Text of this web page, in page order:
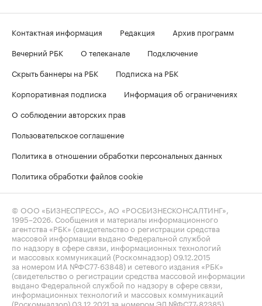
Контактная информация Редакция
Архив программ
Вечерний РБК
О телеканале
Подключение
Скрыть баннеры на РБК
Подписка на РБК
Корпоративная подписка
Информация об ограничениях
О соблюдении авторских прав
Пользовательское соглашение
Политика в отношении обработки персональных данных
Политика обработки файлов cookie
© ООО «БИЗНЕСПРЕСС», АО «РОСБИЗНЕСКОНСАЛТИНГ»,
1995–2026 . Сообщения и материалы информационного
агентства «РБК» (свидетельство о регистрации средства
массовой информации выдано Федеральной службой
по надзору в сфере связи, информационных технологий
и массовых коммуникаций (Роскомнадзор) 09.12.2015
за номером ИА №ФС77-63848) и сетевого издания «РБК»
(свидетельство о регистрации средства массовой информации
выдано Федеральной службой по надзору в сфере связи,
информационных технологий и массовых коммуникаций
(Роскомнадзор) 03.12.2021 за номером ЭЛ №ФС77-82385)